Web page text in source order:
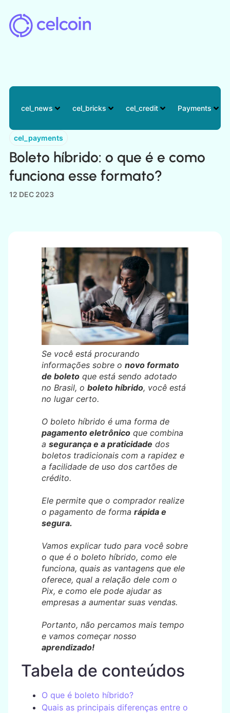
cel_news cel_bricks cel_credit
cel_payments
Boleto híbrido: o que é e como
funciona esse formato?
12 DEC 2023
Se você está procurando
informações sobre o novo formato
de boletoque está sendo adotado
no Brasil, o boleto híbrido, você está
no lugar certo.
O boleto híbrido é uma forma de
pagamento eletrônicoque combina
a segurança e a praticidade dos
boletos tradicionais com a rapidez e
a facilidade de uso dos cartões de
crédito.
Ele permite que o comprador realize
o pagamento de forma rápida e
segura.
Vamos explicar tudo para você sobre
o que é o boleto híbrido, como ele
funciona, quais as vantagens que ele
oferece, qual a relação dele com o
Pix, e como ele pode ajudar as
empresas a aumentar suas vendas.
Portanto, não percamos mais tempo
e vamos começar nosso
aprendizado!
Tabela de conteúdos
O que é boleto híbrido?
Quais as principais diferenças entre o